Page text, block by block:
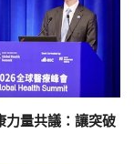
力量共議：讓突破